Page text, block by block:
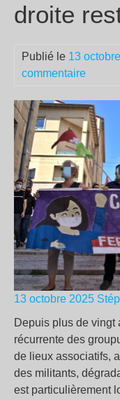
droite
Publié le 13
commentaire
13 octobre 2025
Depuis plus de vingt
récurrente des
de lieux associatifs,
des militants,
est particulièrement